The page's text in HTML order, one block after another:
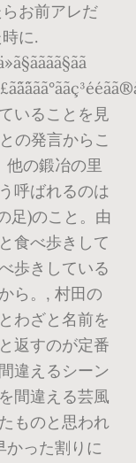
お前アレだ
に.
いることを見
の発言からこ
他の鍛冶の里
呼ばれるのは
足)のこと。由
食べ歩きして
歩きしている
ら。, 村田の
わざと名前を
返すのが定番
違えるシーン
間違える芸風
ものと思われ
かった割りに